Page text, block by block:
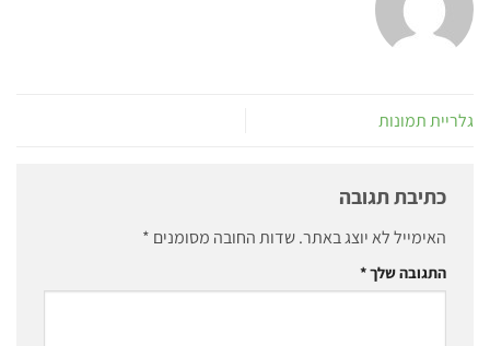
גלריית תמונות
כתיבת תגובה
האימייל לא יוצג באתר.שדות החובה מסומנים *
התגובה שלך*